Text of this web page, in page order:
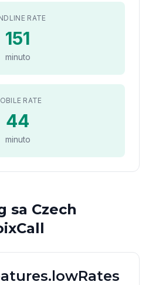
RATE
151
minuto
RATE
44
minuto
sa Czech